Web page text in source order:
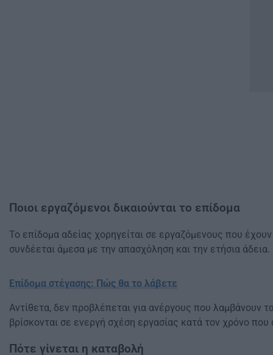
Ποιοι εργαζόμενοι δικαιούνται το επίδομα
Το επίδομα αδείας χορηγείται σε εργαζόμενους που
συνδέεται άμεσα με την απασχόληση και την ετήσια άδεια.
Επίδομα στέγασης: Πώς θα το λάβετε
Αντίθετα, δεν προβλέπεται για ανέργους που λαμβάνουν
βρίσκονται σε ενεργή σχέση εργασίας κατά τον χρόνο
Πότε γίνεται η καταβολή